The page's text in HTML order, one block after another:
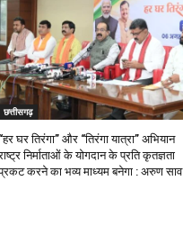
छत्तीसगढ़
“हर घर तिरंगा” और “तिरंगा यात्रा” अभियान
निर्माताओं के योगदान के प्रति कृतज्ञता
करने का भव्य माध्यम बनेगा : अरुण साव